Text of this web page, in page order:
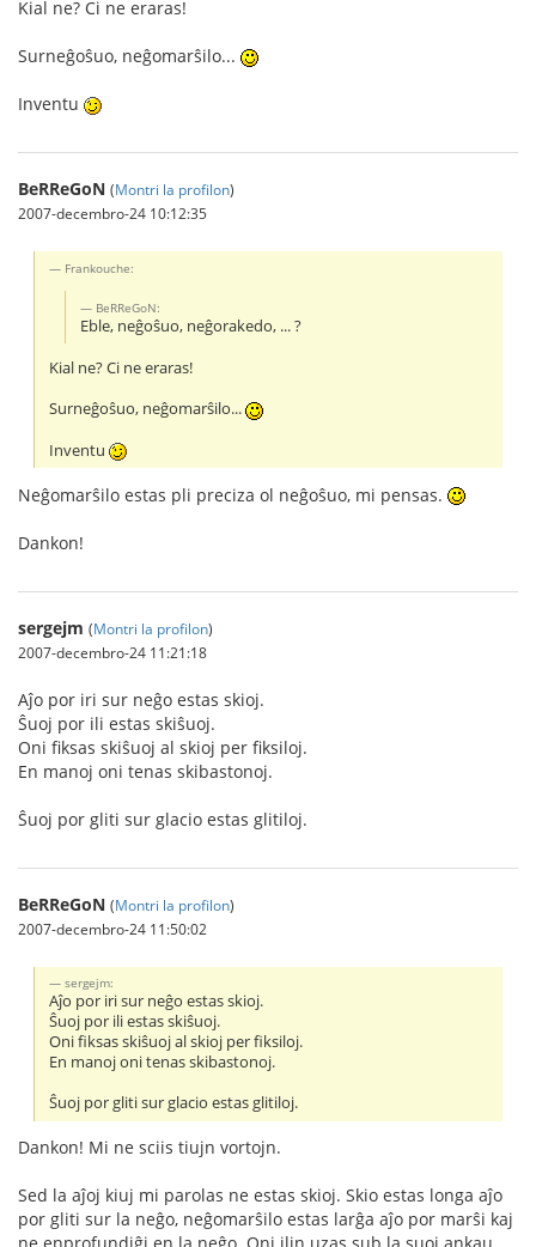
Kial ne? Ci ne eraras!
Surneĝoŝuo, neĝomarŝilo...
Inventu
BeRReGoN (Montri la profilon)
2007-decembro-24 10:12:35
Frankouche:
BeRReGoN:
Eble, neĝoŝuo, neĝorakedo, ... ?
Kial ne? Ci ne eraras!
Surneĝoŝuo, neĝomarŝilo...
Inventu
Neĝomarŝilo estas pli preciza ol neĝoŝuo, mi pensas.
Dankon!
sergejm (Montri la profilon)
2007-decembro-24 11:21:18
Aĵo por iri sur neĝo estas skioj.
Ŝuoj por ili estas skiŝuoj.
Oni fiksas skiŝuoj al skioj per fiksiloj.
En manoj oni tenas skibastonoj.
Ŝuoj por gliti sur glacio estas glitiloj.
BeRReGoN (Montri la profilon)
2007-decembro-24 11:50:02
sergejm:
Aĵo por iri sur neĝo estas skioj.
Ŝuoj por ili estas skiŝuoj.
Oni fiksas skiŝuoj al skioj per fiksiloj.
En manoj oni tenas skibastonoj.
Ŝuoj por gliti sur glacio estas glitiloj.
Dankon! Mi ne sciis tiujn vortojn.
Sed la aĵoj kiuj mi parolas ne estas skioj. Skio estas longa aĵo
por gliti sur la neĝo, neĝomarŝilo estas larĝa aĵo por marŝi kaj